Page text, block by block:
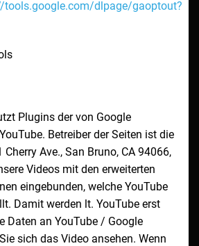
tools.google.com/dlpage/gaoptout?
Plugins der von Google
Betreiber der Seiten ist die
Cherry Ave., San Bruno, CA 94066,
Videos mit den erweiterten
eingebunden, welche YouTube
Damit werden lt. YouTube erst
Daten an YouTube / Google
sich das Video ansehen. Wenn